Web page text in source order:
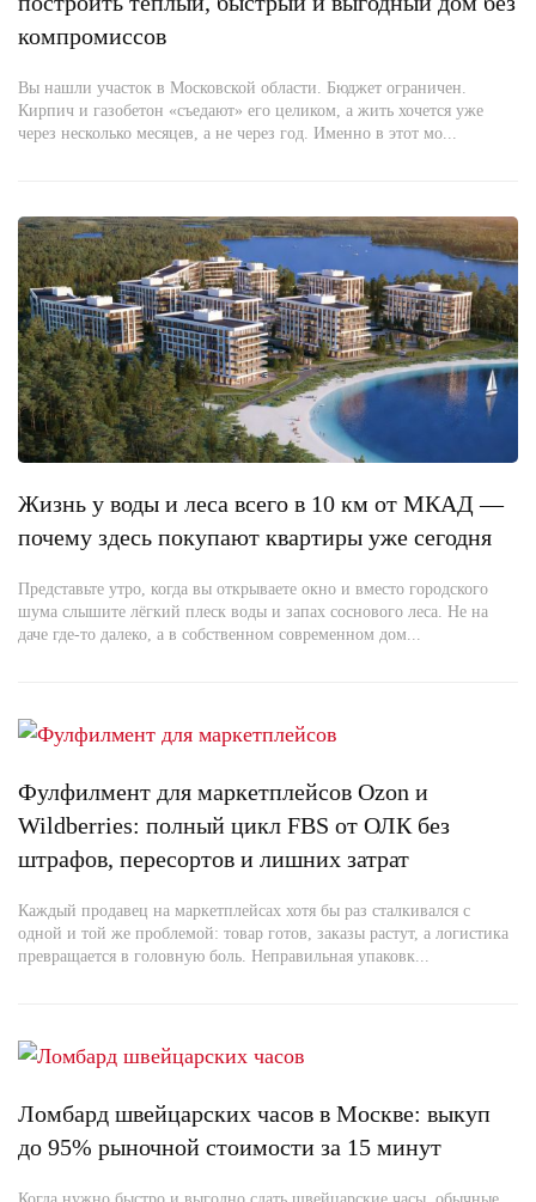
компромиссов
Вы нашли участок в Московской области. Бюджет ограничен.
Кирпич и газобетон «съедают» его целиком, а жить хочется уже
через несколько месяцев, а не через год. Именно в этот мо...
Жизнь у воды и леса всего в 10 км от МКАД —
почему здесь покупают квартиры уже сегодня
Представьте утро, когда вы открываете окно и вместо городского
шума слышите лёгкий плеск воды и запах соснового леса. Не на
даче где-то далеко, а в собственном современном дом...
Фулфилмент для маркетплейсов Ozon и
Wildberries: полный цикл FBS от ОЛК без
штрафов, пересортов и лишних затрат
Каждый продавец на маркетплейсах хотя бы раз сталкивался с
одной и той же проблемой: товар готов, заказы растут, а логистика
превращается в головную боль. Неправильная упаковк...
Ломбард швейцарских часов в Москве: выкуп
до 95% рыночной стоимости за 15 минут